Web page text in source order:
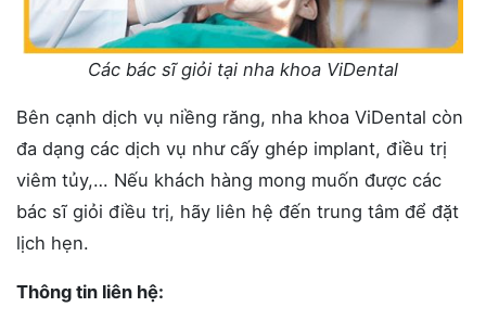
Các bác sĩ giỏi tại nha khoa ViDental
Bên cạnh dịch vụ niềng răng, nha khoa ViDental còn
đa dạng các dịch vụ như cấy ghép implant, điều trị
viêm tủy,… Nếu khách hàng mong muốn được các
bác sĩ giỏi điều trị, hãy liên hệ đến trung tâm để đặt
lịch hẹn.
Thông tin liên hệ: